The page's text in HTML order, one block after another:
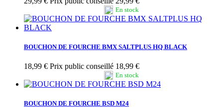
En stock
BOUCHON DE FOURCHE BMX SALTPLUS HQ BLACK
18,99 € Prix public conseillé 18,99 €
En stock
BOUCHON DE FOURCHE BSD M24